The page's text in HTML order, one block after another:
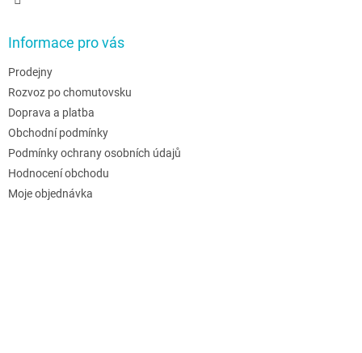
Informace pro vás
Prodejny
Rozvoz po chomutovsku
Doprava a platba
Obchodní podmínky
Podmínky ochrany osobních údajů
Hodnocení obchodu
Moje objednávka